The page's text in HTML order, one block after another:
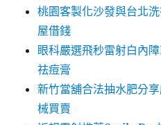
桃園客製化沙發與台北
屋借錢
眼科嚴選飛秒雷射白內
祛痘膏
新竹當舖合法抽水肥分
械買賣